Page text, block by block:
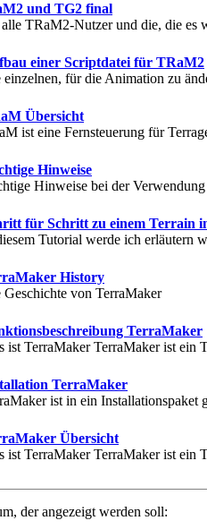
und TG2 final
TRaM2-Nutzer und die, die es
einer Scriptdatei für TRaM2
einzelnen, für die Animation zu
Übersicht
ist eine Fernsteuerung für
Hinweise
Hinweise bei der
für Schritt zu einem Terrain
Tutorial werde ich erläutern
History
Geschichte von TerraMaker
TerraMaker
ist TerraMaker TerraMaker ist ein
TerraMaker
ist in ein Installationspaket
Übersicht
ist TerraMaker TerraMaker ist ein
der angezeigt werden soll: